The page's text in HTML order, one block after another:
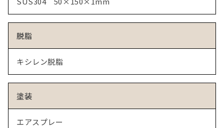
脱脂
キシレン脱脂
塗装
エアスプレー